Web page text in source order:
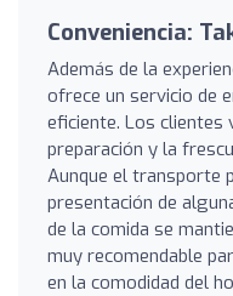
Conveniencia:
Además de la
ofrece un servicio de
eficiente. Los clientes
preparación y la
Aunque el transporte
presentación de
de la comida se
muy recomendable
en la comodidad del